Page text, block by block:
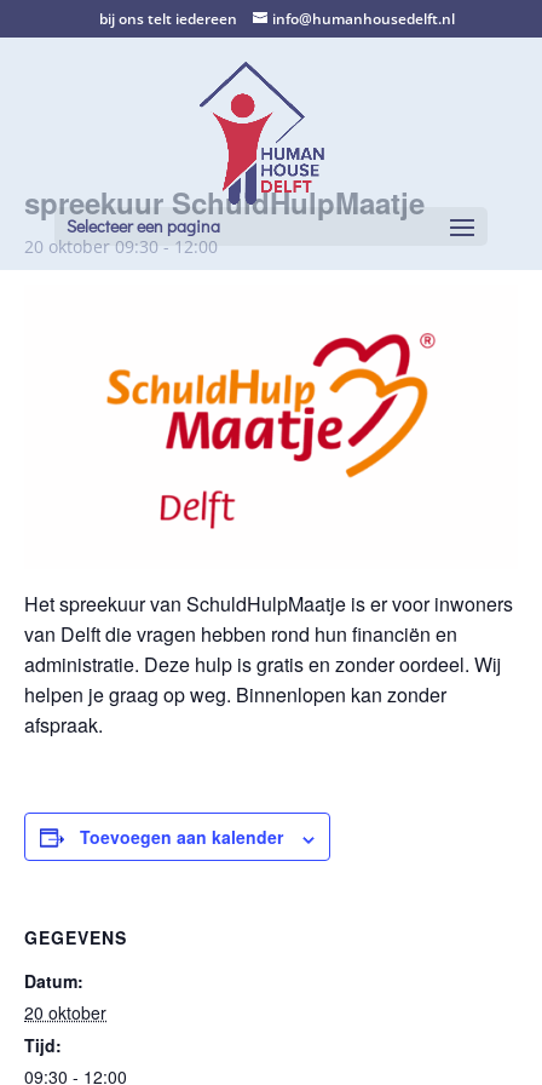
bij ons telt iedereen info@humanhousedelft.nl
Selecteer een pagina
spreekuur SchuldHulpMaatje
20 oktober 09:30 - 12:00
Het spreekuur van SchuldHulpMaatje is er voor inwoners
van Delft die vragen hebben rond hun financiën en
administratie. Deze hulp is gratis en zonder oordeel. Wij
helpen je graag op weg. Binnenlopen kan zonder
afspraak.
Toevoegen aan kalender
GEGEVENS
Datum:
20 oktober
Tijd:
09:30 - 12:00